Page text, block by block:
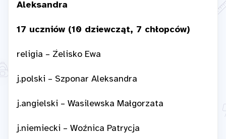
Aleksandra
17 uczniów (10 dziewcząt, 7 chłopców)
religia – Żelisko Ewa
j.polski – Szponar Aleksandra
j.angielski – Wasilewska Małgorzata
j.niemiecki – Woźnica Patrycja